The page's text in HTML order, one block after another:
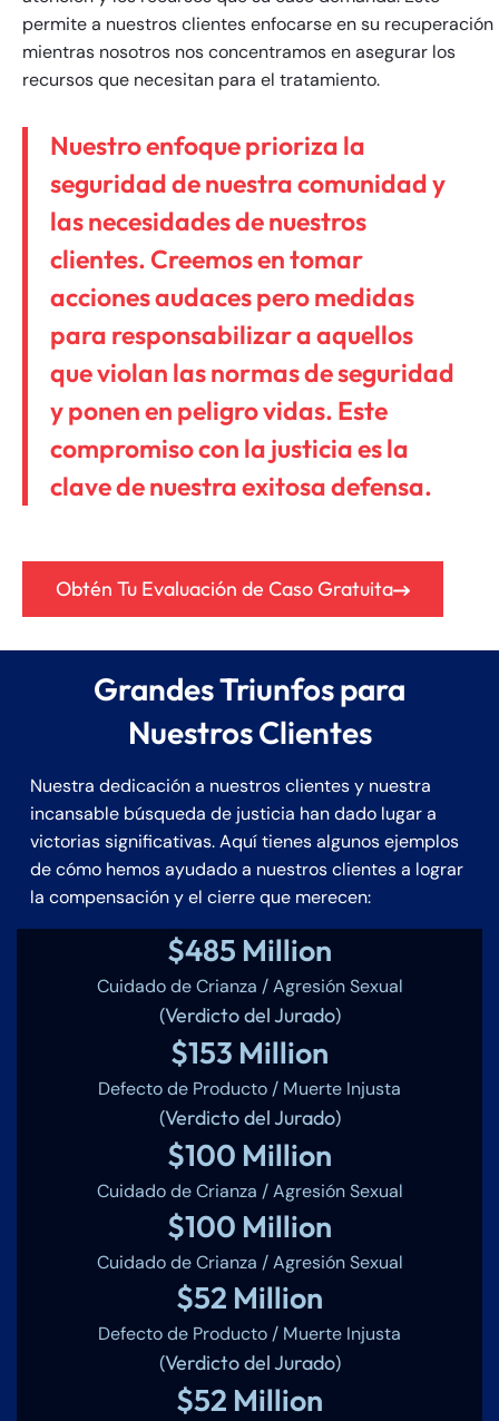
permite a nuestros clientes enfocarse en su recuperación
mientras nosotros nos concentramos en asegurar los
recursos que necesitan para el tratamiento.
Nuestro enfoque prioriza la
seguridad de nuestra comunidad y
las necesidades de nuestros
clientes. Creemos en tomar
acciones audaces pero medidas
para responsabilizar a aquellos
que violan las normas de seguridad
y ponen en peligro vidas. Este
compromiso con la justicia es la
clave de nuestra exitosa defensa.
Obtén Tu Evaluación de Caso Gratuita
Grandes Triunfos para
Nuestros Clientes
Nuestra dedicación a nuestros clientes y nuestra
incansable búsqueda de justicia han dado lugar a
victorias significativas. Aquí tienes algunos ejemplos
de cómo hemos ayudado a nuestros clientes a lograr
la compensación y el cierre que merecen:
$485 Million
Cuidado de Crianza / Agresión Sexual
(Verdicto del Jurado)
$153 Million
Defecto de Producto / Muerte Injusta
(Verdicto del Jurado)
$100 Million
Cuidado de Crianza / Agresión Sexual
$100 Million
Cuidado de Crianza / Agresión Sexual
$52 Million
Defecto de Producto / Muerte Injusta
(Verdicto del Jurado)
$52 Million
24/7
Monday
8:30 AM – 5:00
PM
PM
Wednesday
8:30 AM – 5:00
PM
Thursday
8:30 AM – 5:00
Friday
8:30 AM – 5:00
PM
Saturday
Closed
Sunday
Closed
24/7
Monday
8:30 AM – 5:00
PM
PM
Wednesday
8:30 AM – 5:00
PM
Thursday
8:30 AM – 5:00
Friday
8:30 AM – 5:00
PM
Saturday
Closed
Sunday
Closed